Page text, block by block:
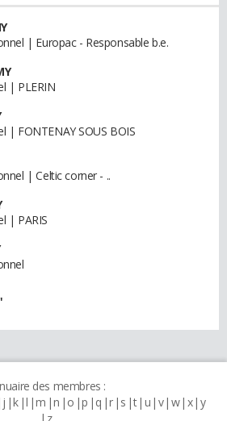
| Europac - Responsable b.e.
| PLERIN
| FONTENAY SOUS BOIS
| Celtic corner - ..
| PARIS
des membres :
j k l m n o p q r s t u v w x y